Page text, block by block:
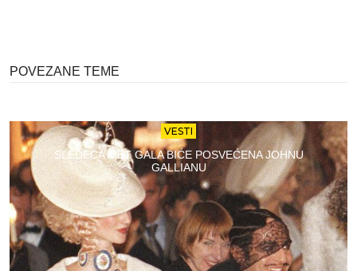
POVEZANE TEME
VESTI
SLEDEĆA MET GALA BIĆE POSVEĆENA JOHNU
GALLIANU